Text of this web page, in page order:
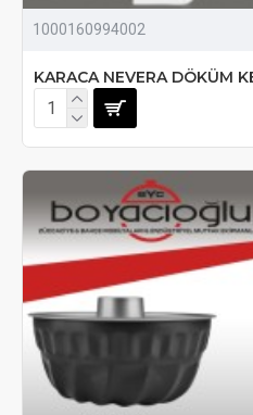
1000160994002
KARACA NEVERA DÖKÜM